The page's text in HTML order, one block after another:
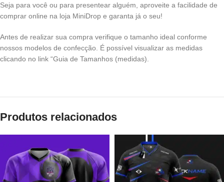
Seja para você ou para presentear alguém, aproveite a facilidade de
comprar online na loja MiniDrop e garanta já o seu!
Antes de realizar sua compra verifique o tamanho ideal conforme
nossos modelos de confecção. É possível visualizar as medidas
clicando no link “Guia de Tamanhos (medidas).
Produtos relacionados